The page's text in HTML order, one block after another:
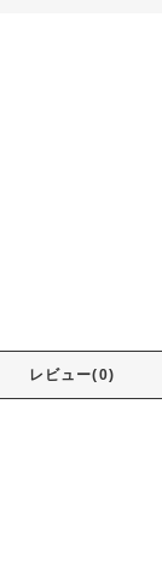
レビュー(0)